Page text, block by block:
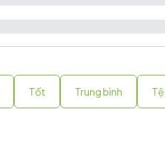
Tốt Trung bình Tệ